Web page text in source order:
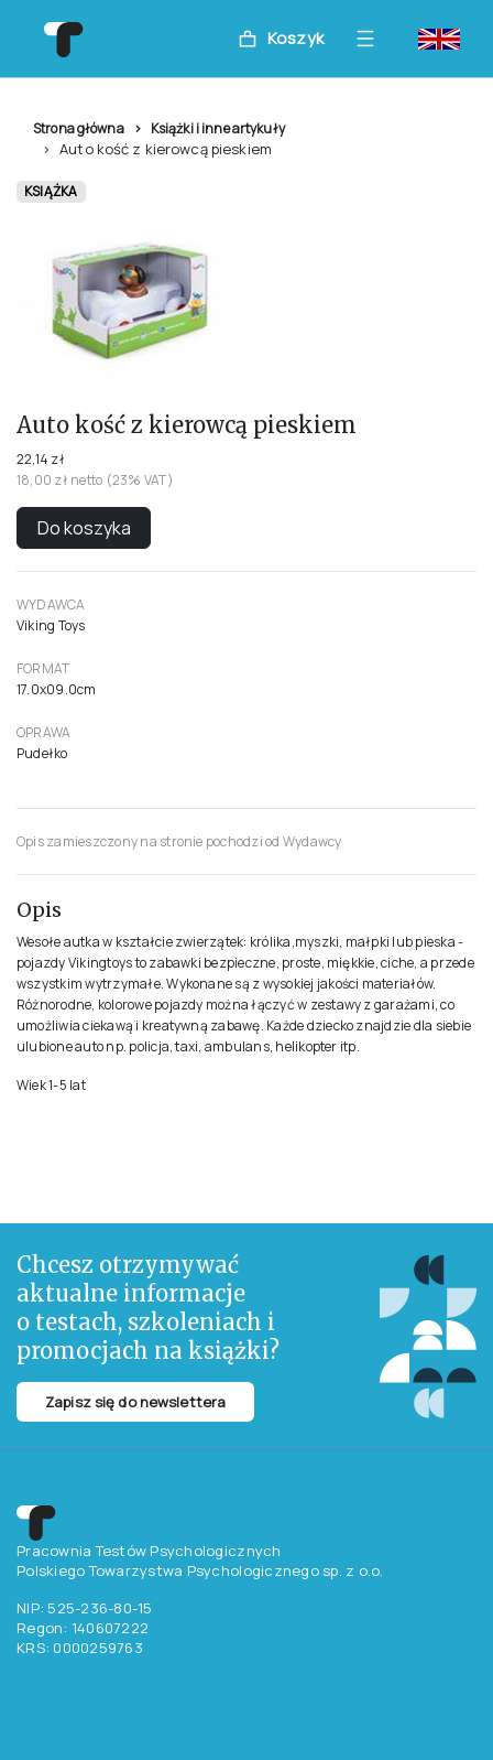
Koszyk
Strona główna Książki i inne artykuły
Auto kość z kierowcą pieskiem
KSIĄŻKA
Auto kość z kierowcą pieskiem
22,14 zł
18,00 zł netto (23% VAT)
Do koszyka
WYDAWCA
Viking Toys
FORMAT
17.0x09.0cm
OPRAWA
Pudełko
Opis zamieszczony na stronie pochodzi od Wydawcy
Opis
Wesołe autka w kształcie zwierzątek: królika,myszki, małpki lub pieska -
pojazdy Vikingtoys to zabawki bezpieczne, proste, miękkie, ciche, a przede
wszystkim wytrzymałe. Wykonane są z wysokiej jakości materiałów.
Różnorodne, kolorowe pojazdy można łączyć w zestawy z garażami, co
umożliwia ciekawą i kreatywną zabawę. Każde dziecko znajdzie dla siebie
ulubione auto np. policja, taxi, ambulans, helikopter itp.
Wiek 1-5 lat
Chcesz otrzymywać
aktualne informacje
o testach, szkoleniach i
promocjach na książki?
Zapisz się do newslettera
Pracownia Testów Psychologicznych
Polskiego Towarzystwa Psychologicznego sp. z o.o.
NIP: 525-236-80-15
Regon: 140607222
KRS: 0000259763